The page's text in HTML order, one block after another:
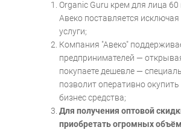
Оrganic Guru крем для лица
Авеко поставляется
услуги;
Компания "Авеко"
предпринимателей —
покупаете дешевле —
позволит оперативно
бизнес средства;
Для получения оптовой
приобретать огромных